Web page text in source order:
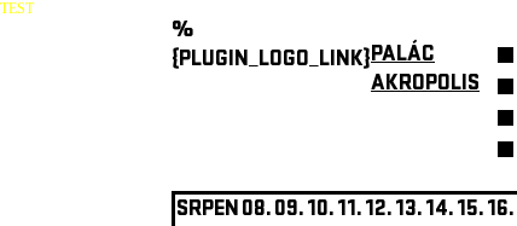
TEST
%
{PLUGIN_LOGO_LINK}PALÁC
AKROPOLIS
SRPEN08.09.10.11.12.13.14.15.16.